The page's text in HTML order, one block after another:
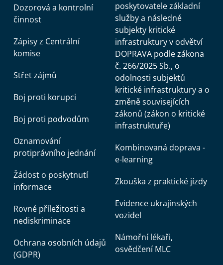
Dozorová a kontrolní
činnost
Zápisy z Centrální
komise
Střet zájmů
Boj proti korupci
Boj proti podvodům
Oznamování
protiprávního jednání
Žádost o poskytnutí
informace
Rovné příležitosti a
nediskriminace
Ochrana osobních údajů
(GDPR)
poskytovatele základní
služby a následné
subjekty kritické
infrastruktury v odvětví
DOPRAVA podle zákona
č. 266/2025 Sb., o
odolnosti subjektů
kritické infrastruktury a o
změně souvisejících
zákonů (zákon o kritické
infrastruktuře)
Kombinovaná doprava -
e-learning
Zkouška z praktické jízdy
Evidence ukrajinských
vozidel
Námořní lékaři,
osvědčení MLC